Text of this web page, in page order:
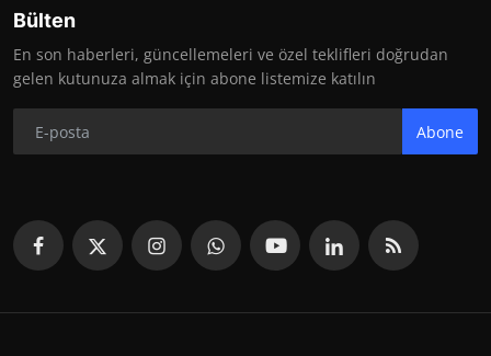
Bülten
En son haberleri, güncellemeleri ve özel teklifleri doğrudan
gelen kutunuza almak için abone listemize katılın
Abone